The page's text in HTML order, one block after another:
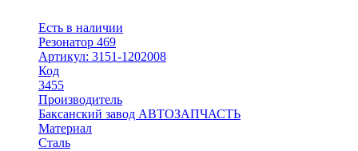
Есть в наличии
Резонатор 469
Артикул: 3151-1202008
Код
3455
Производитель
Баксанский завод АВТОЗАПЧАСТЬ
Материал
Сталь